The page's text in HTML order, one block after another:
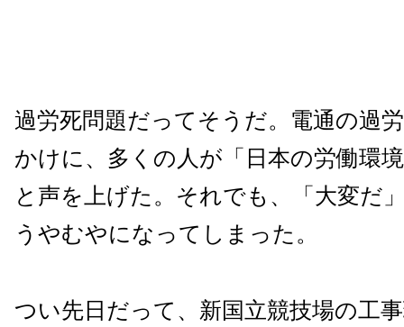
過労死問題だってそうだ。電通の過
かけに、多くの人が「日本の労働環
と声を上げた。それでも、「大変だ
うやむやになってしまった。
つい先日だって、新国立競技場の工